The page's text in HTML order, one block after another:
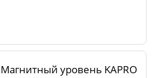
Магнитный уровень KAPRO